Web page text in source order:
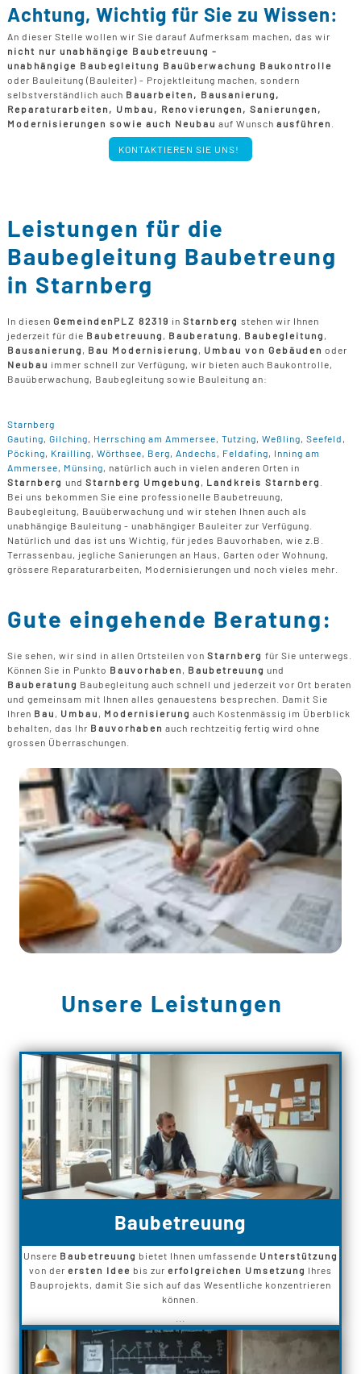
Achtung, Wichtig für Sie zu Wissen:
An dieser Stelle wollen wir Sie darauf Aufmerksam machen, das wir
nicht nur unabhängige Baubetreuung -
unabhängige Baubegleitung Bauüberwachung Baukontrolle
oder Bauleitung (Bauleiter) - Projektleitung machen, sondern
selbstverständlich auch Bauarbeiten, Bausanierung,
Reparaturarbeiten, Umbau, Renovierungen, Sanierungen,
Modernisierungen sowie auch Neubau auf Wunsch ausführen
KONTAKTIEREN SIE UNS!
Leistungen für die
Baubegleitung Baubetreung
in Starnberg
In diesen Gemeinden PLZ 82319 in Starnberg stehen wir Ihnen
jederzeit für die Baubetreuung Bauberatung Baubegleitung
Bausanierung
Bau Modernisierung Umbau von Gebäuden oder
Neubau immer schnell zur Verfügung, wir bieten auch Baukontrolle,
Bauüberwachung, Baubegleitung sowie Bauleitung an:
Starnberg
Gauting Gilching Herrsching am Ammersee Tutzing Weßling Seefeld
Pöcking
Krailling Wörthsee Berg Andechs Feldafing
Inning am
Ammersee
Münsing , natürlich auch in vielen anderen Orten in
Starnberg und Starnberg Umgebung Landkreis Starnberg
Bei uns bekommen Sie eine professionelle Baubetreuung,
Baubegleitung, Bauüberwachung und wir stehen Ihnen auch als
unabhängige Bauleitung - unabhängiger Bauleiter zur Verfügung.
Natürlich und das ist uns Wichtig, für jedes Bauvorhaben, wie z.B.
Terrassenbau, jegliche Sanierungen an Haus, Garten oder Wohnung,
grössere Reparaturarbeiten, Modernisierungen und noch vieles mehr.
Gute eingehende Beratung:
Sie sehen, wir sind in allen Ortsteilen von Starnberg für Sie unterwegs.
Können Sie in Punkto Bauvorhaben Baubetreuung und
Bauberatung Baubegleitung auch schnell und jederzeit vor Ort beraten
und gemeinsam mit Ihnen alles genauestens besprechen. Damit Sie
Ihren Bau Umbau Modernisierung auch Kostenmässig im Überblick
behalten, das Ihr Bauvorhaben auch rechtzeitig fertig wird ohne
grossen Überraschungen.
Unsere Leistungen
Baubetreuung
Unsere Baubetreuung bietet Ihnen umfassende Unterstützung
von der ersten Idee bis zur erfolgreichen Umsetzung Ihres
Bauprojekts, damit Sie sich auf das Wesentliche konzentrieren
können.